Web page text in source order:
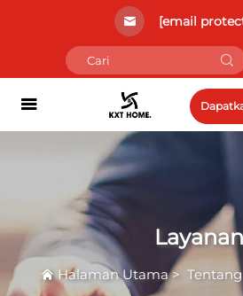
[email
Layanan
Halaman Utama>